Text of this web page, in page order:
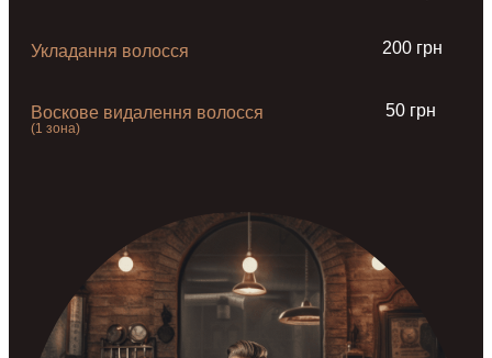
Укладання волосся 200 грн
Воскове видалення волосся
(1 зона)
50 грн